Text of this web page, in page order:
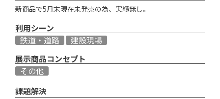
新商品で5月末現在未発売の為、実績無し。
利用シーン
鉄道・道路
建設現場
展示商品コンセプト
その他
課題解決